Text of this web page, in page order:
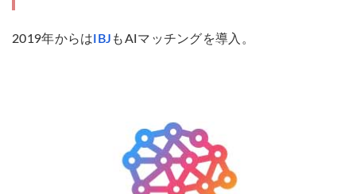
2019年からは IBJ もAIマッチングを導入。